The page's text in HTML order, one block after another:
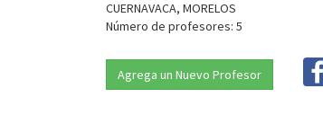
CUERNAVACA, MORELOS
Número de profesores: 5
Agrega un Nuevo Profesor